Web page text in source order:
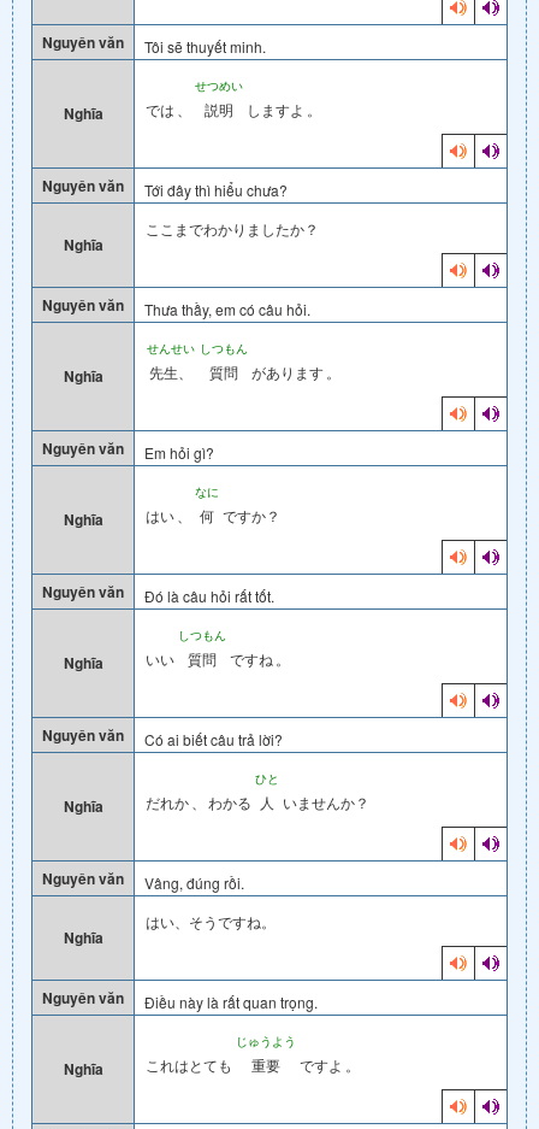
Nguyên văn Tôi sẽ thuyết minh.
Nghĩa では
せつめい
説明 しますよ 。
Nguyên văn Tới đây thì hiểu chưa?
Nghĩa
ここまでわかりましたか？
Nguyên văn Thưa thầy, em có câu hỏi.
Nghĩa
せんせい
先生、
しつもん
質問 があります 。
Nguyên văn Em hỏi gì?
Nghĩa はい
なに
何 ですか？
Nguyên văn Đó là câu hỏi rất tốt.
Nghĩa いい
しつもん
質問 ですね 。
Nguyên văn Có ai biết câu trả lời?
Nghĩa だれか わかる
ひと
人 いませんか？
Nguyên văn Vâng, đúng rồi.
Nghĩa
はい、そうですね。
Nguyên văn Điều này là rất quan trọng.
Nghĩa これはとても
じゅうよう
重要 ですよ 。